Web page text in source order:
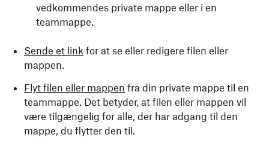
vedkommendes private mappe eller i en
teammappe.
Sende et link for at se eller redigere filen eller
mappen.
Flyt filen eller mappen fra din private mappe til en
teammappe. Det betyder, at filen eller mappen vil
være tilgængelig for alle, der har adgang til den
mappe, du flytter den til.